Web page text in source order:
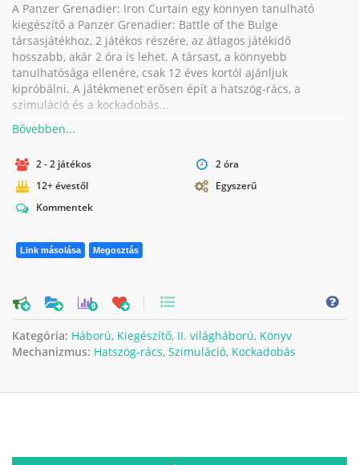
A Panzer Grenadier: Iron Curtain egy könnyen tanulható
kiegészítő a Panzer Grenadier: Battle of the Bulge
társasjátékhoz, 2 játékos részére, az átlagos játékidő
hosszabb, akár 2 óra is lehet. A társast, a könnyebb
tanulhatósága ellenére, csak 12 éves kortól ajánljuk
kipróbálni. A játékmenet erősen épít a hatszög-rács, a
szimuláció és a kockadobás...
2 - 2 játékos
2 óra
12+ évestől
Egyszerű
Kommentek
Link másolása Megosztás
0
Kategória: Háború, Kiegészítő, II. világháború, Könyv
Mechanizmus: Hatszög-rács, Szimuláció, Kockadobás